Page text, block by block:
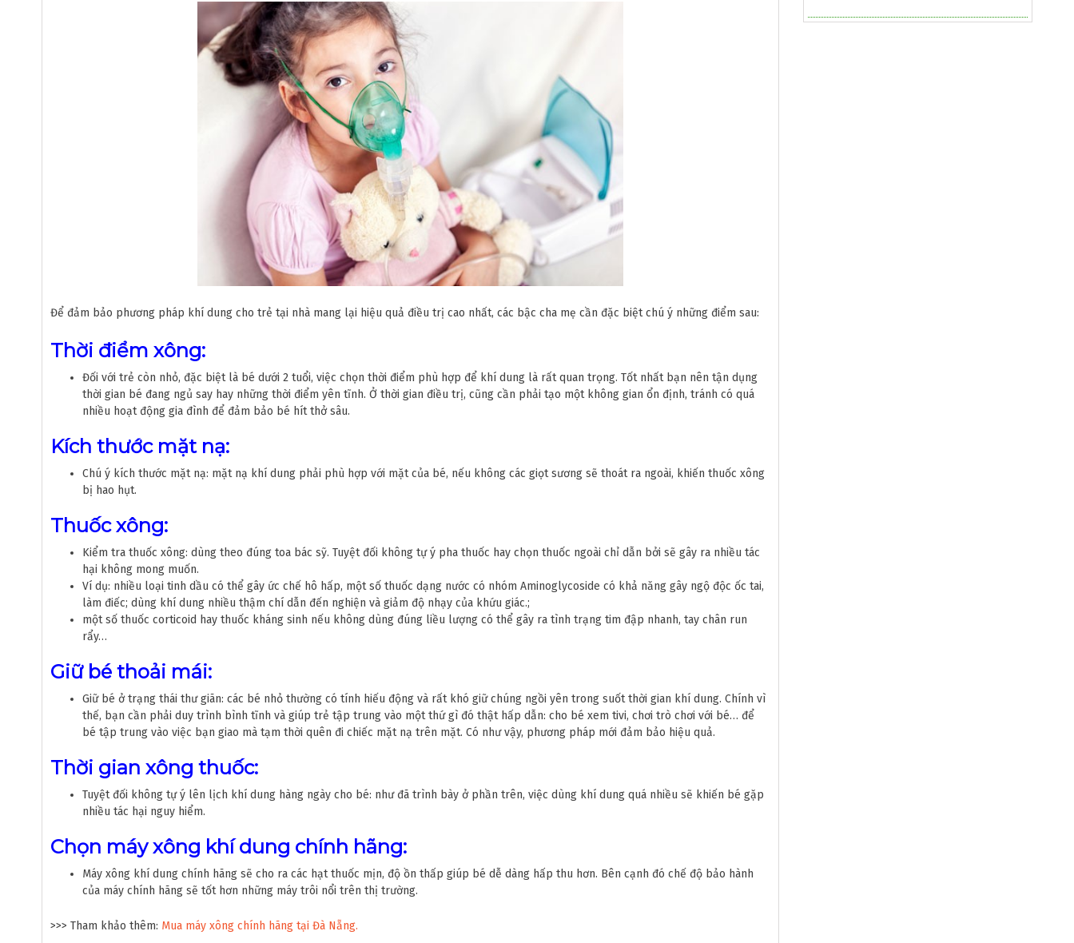
Để đảm bảo phương pháp khí dung cho trẻ tại nhà mang lại hiệu quả điều trị cao nhất, các bậc cha mẹ cần đặc biệt chú ý những điểm sau:
Thời điểm xông:
Đối với trẻ còn nhỏ, đặc biệt là bé dưới 2 tuổi, việc chọn thời điểm phù hợp để khí dung là rất quan trọng. Tốt nhất bạn nên tận dụng
thời gian bé đang ngủ say hay những thời điểm yên tĩnh. Ở thời gian điều trị, cũng cần phải tạo một không gian ổn định, tránh có quá
nhiều hoạt động gia đình để đảm bảo bé hít thở sâu.
Kích thước mặt nạ:
Chú ý kích thước mặt nạ: mặt nạ khí dung phải phù hợp với mặt của bé, nếu không các giọt sương sẽ thoát ra ngoài, khiến thuốc xông
bị hao hụt.
Thuốc xông:
Kiểm tra thuốc xông: dùng theo đúng toa bác sỹ. Tuyệt đối không tự ý pha thuốc hay chọn thuốc ngoài chỉ dẫn bởi sẽ gây ra nhiều tác
hại không mong muốn.
Ví dụ: nhiều loại tinh dầu có thể gây ức chế hô hấp, một số thuốc dạng nước có nhóm Aminoglycoside có khả năng gây ngộ độc ốc tai,
làm điếc; dùng khí dung nhiều thậm chí dẫn đến nghiện và giảm độ nhạy của khứu giác.;
một số thuốc corticoid hay thuốc kháng sinh nếu không dùng đúng liều lượng có thể gây ra tình trạng tim đập nhanh, tay chân run
rẩy…
Giữ bé thoải mái:
Giữ bé ở trạng thái thư giãn: các bé nhỏ thường có tính hiếu động và rất khó giữ chúng ngồi yên trong suốt thời gian khí dung. Chính vì
thế, bạn cần phải duy trình bình tĩnh và giúp trẻ tập trung vào một thứ gì đó thật hấp dẫn: cho bé xem tivi, chơi trò chơi với bé… để
bé tập trung vào việc bạn giao mà tạm thời quên đi chiếc mặt nạ trên mặt. Có như vậy, phương pháp mới đảm bảo hiệu quả.
Thời gian xông thuốc:
Tuyệt đối không tự ý lên lịch khí dung hàng ngày cho bé: như đã trình bày ở phần trên, việc dùng khí dung quá nhiều sẽ khiến bé gặp
nhiều tác hại nguy hiểm.
Chọn máy xông khí dung chính hãng:
Máy xông khí dung chính hãng sẽ cho ra các hạt thuốc mịn, độ ồn thấp giúp bé dễ dàng hấp thu hơn. Bên cạnh đó chế độ bảo hành
của máy chính hãng sẽ tốt hơn những máy trôi nổi trên thị trường.
>>> Tham khảo thêm: Mua máy xông chính hãng tại Đà Nẵng.